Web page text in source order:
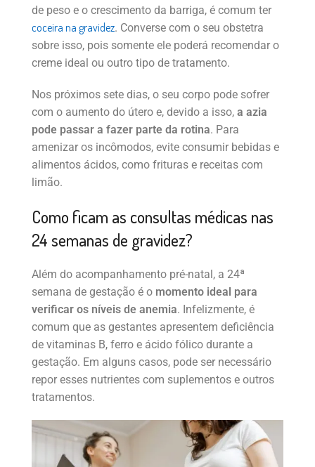
de peso e o crescimento da barriga, é comum ter
coceira na gravidez. Converse com o seu obstetra
sobre isso, pois somente ele poderá recomendar o
creme ideal ou outro tipo de tratamento.
Nos próximos sete dias, o seu corpo pode sofrer
com o aumento do útero e, devido a isso, a azia
pode passar a fazer parte da rotina. Para
amenizar os incômodos, evite consumir bebidas e
alimentos ácidos, como frituras e receitas com
limão.
Como ficam as consultas médicas nas
24 semanas de gravidez?
Além do acompanhamento pré-natal, a 24ª
semana de gestação é o momento ideal para
verificar os níveis de anemia. Infelizmente, é
comum que as gestantes apresentem deficiência
de vitaminas B, ferro e ácido fólico durante a
gestação. Em alguns casos, pode ser necessário
repor esses nutrientes com suplementos e outros
tratamentos.